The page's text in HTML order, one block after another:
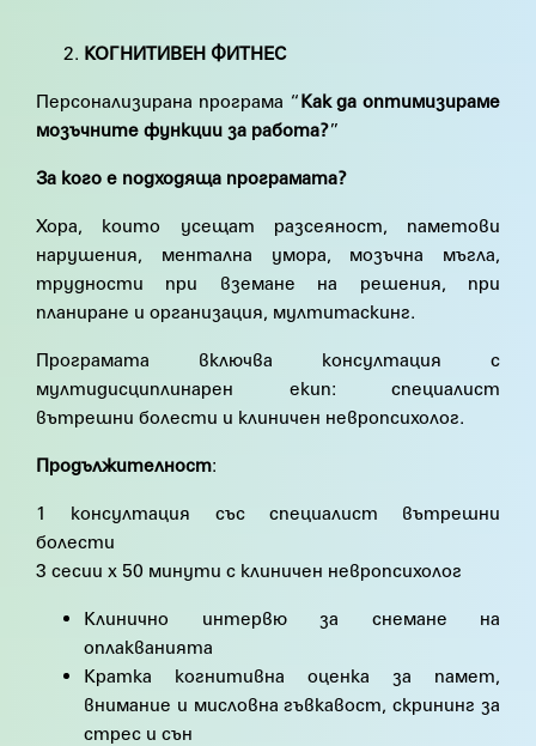
КОГНИТИВЕН ФИТНЕС
Персонализирана програма “Как да оптимизираме
мозъчните функции за работа?”
За кого е подходяща програмата?
Хора, които усещат разсеяност, паметови
нарушения, ментална умора, мозъчна мъгла,
трудности при вземане на решения, при
планиране и организация, мултитаскинг.
Програмата включва консултация с
мултидисциплинарен екип: специалист
вътрешни болести и клиничен невропсихолог.
Продължителност:
1 консултация със специалист вътрешни
болести
3 сесии х 50 минути с клиничен невропсихолог
Клинично интервю за снемане на
оплакванията
Кратка когнитивна оценка за памет,
внимание и мисловна гъвкавост, скрининг за
стрес и сън